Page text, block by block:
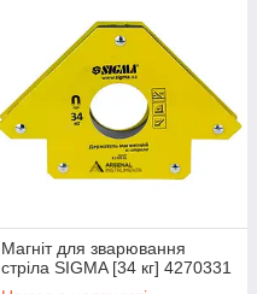
Магніт для зварювання
стріла SIGMA [34 кг] 4270331